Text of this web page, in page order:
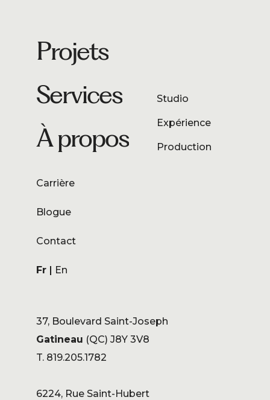
Projets
Services
Studio
Expérience
Production
À propos
Carrière
Blogue
Contact
Fr En
37, Boulevard Saint-Joseph
Gatineau (QC) J8Y 3V8
T. 819.205.1782
6224, Rue Saint-Hubert